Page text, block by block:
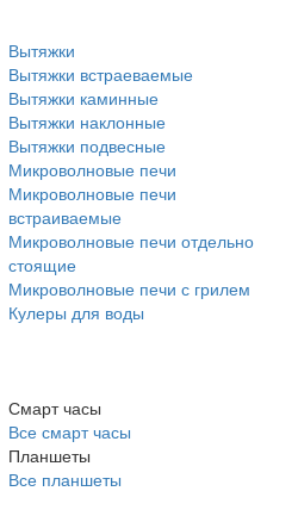
Вытяжки
Вытяжки встраеваемые
Вытяжки каминные
Вытяжки наклонные
Вытяжки подвесные
Микроволновые печи
Микроволновые печи
встраиваемые
Микроволновые печи отдельно
стоящие
Микроволновые печи с грилем
Кулеры для воды
Смарт часы
Все смарт часы
Планшеты
Все планшеты